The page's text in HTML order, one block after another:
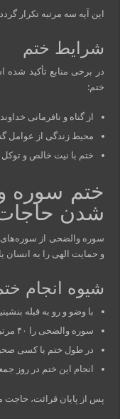
این آیه سه مرتبه تکرار
شرایط ختم
در برخی منابع تأکید شده
ختم:
از گناه و نافرمانی
محیط زندگی از عوامل
ختم با نیت خالص و توکل
ختم سوره
شدن
سوره والضحی از
و حمایت الهی را به انسان
شیوه انجام
با وضو و رو به قبله
سوره والضحی را ۴۰ مرتبه پشت سر هم بخوانید.
در طول ختم با کسی
انجام این ختم در روز
پس از پایان قرائت، حاجت